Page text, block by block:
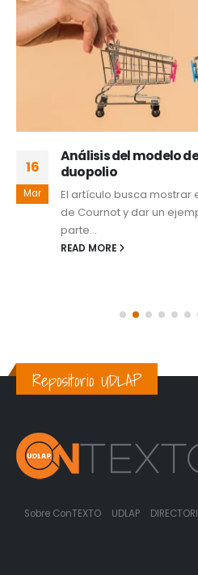
16
Mar
Análisis del modelo
duopolio
El artículo busca mostrar
de Cournot y dar un
parte...
READ MORE
Repositorio UDLAP
Sobre ConTEXTO UDLAP